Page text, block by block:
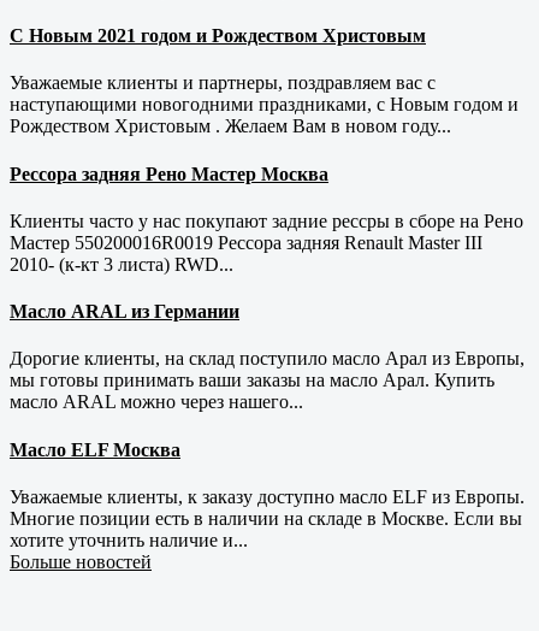
С Новым 2021 годом и Рождеством Христовым
Уважаемые клиенты и партнеры, поздравляем вас с
наступающими новогодними праздниками, с Новым годом и
Рождеством Христовым . Желаем Вам в новом году...
Рессора задняя Рено Мастер Москва
Клиенты часто у нас покупают задние рессры в сборе на Рено
Мастер 550200016R0019 Рессора задняя Renault Master III
2010- (к-кт 3 листа) RWD...
Масло ARAL из Германии
Дорогие клиенты, на склад поступило масло Арал из Европы,
мы готовы принимать ваши заказы на масло Арал. Купить
масло ARAL можно через нашего...
Масло ELF Москва
Уважаемые клиенты, к заказу доступно масло ELF из Европы.
Многие позиции есть в наличии на складе в Москве. Если вы
хотите уточнить наличие и...
Больше новостей